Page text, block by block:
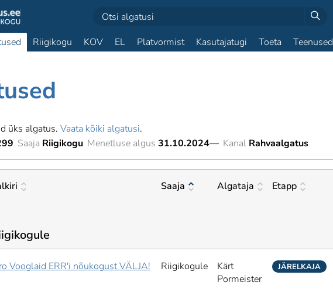
Riigikogu KOV EL Platvormist Kasutajatugi Toeta Teenused
üks algatus. Vaata kõiki algatusi.
Saaja Riigikogu Menetluse algus 31.10.2024— Kanal Rahvaalgatus
Saaja Algataja Etapp
Vooglaid ERR'i nõukogust VÄLJA! Riigikogule
Kärt
Pormeister
JÄRELKAJA